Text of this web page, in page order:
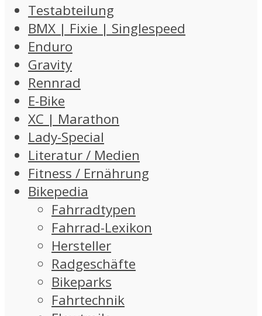
Testabteilung
BMX | Fixie | Singlespeed
Enduro
Gravity
Rennrad
E-Bike
XC | Marathon
Lady-Special
Literatur / Medien
Fitness / Ernährung
Bikepedia
Fahrradtypen
Fahrrad-Lexikon
Hersteller
Radgeschäfte
Bikeparks
Fahrtechnik